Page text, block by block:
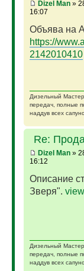
Dizel Man»
16:07
Объява на
https://
2142010410
Дизельный
передач, полные
наддув всех
Re:
Dizel Man»
16:12
Описание
Зверя".
Дизельный
передач, полные
наддув всех